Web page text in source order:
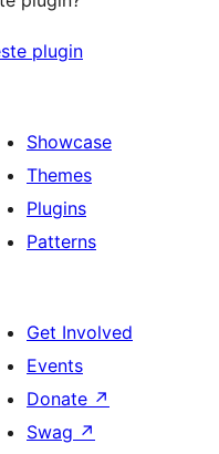
plugin
Showcase
Themes
Plugins
Patterns
Get Involved
Events
Donate ↗
Swag ↗